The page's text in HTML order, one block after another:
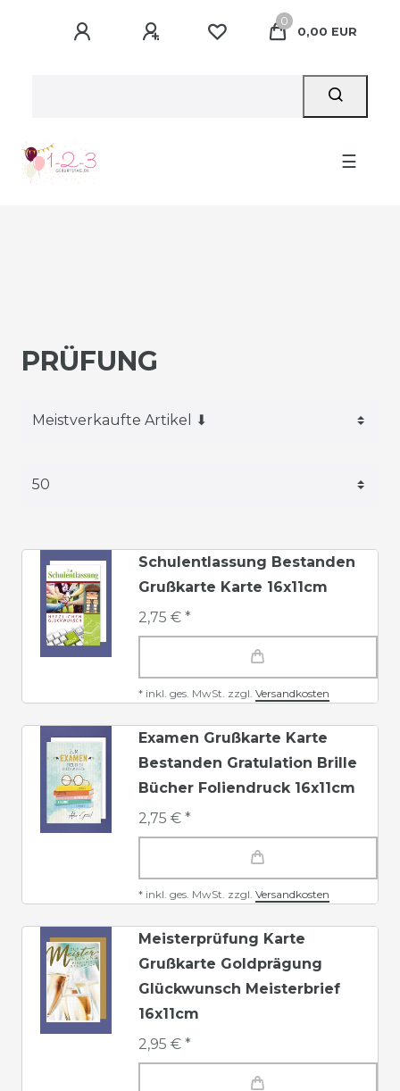
0
0,00 EUR
☰
PRÜFUNG
Schulentlassung Bestanden
Grußkarte Karte 16x11cm
2,75 € *
* inkl. ges. MwSt. zzgl. Versandkosten
Examen Grußkarte Karte
Bestanden Gratulation Brille
Bücher Foliendruck 16x11cm
2,75 € *
* inkl. ges. MwSt. zzgl. Versandkosten
Meisterprüfung Karte
Grußkarte Goldprägung
Glückwunsch Meisterbrief
16x11cm
2,95 € *